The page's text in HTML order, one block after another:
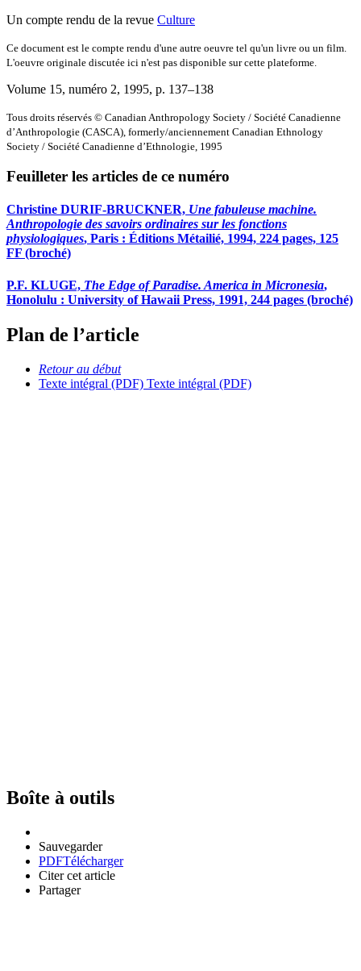
Un compte rendu de la revue Culture
Ce document est le compte rendu d'une autre oeuvre tel qu'un livre ou un film.
L'oeuvre originale discutée ici n'est pas disponible sur cette plateforme.
Volume 15, numéro 2, 1995, p. 137–138
Tous droits réservés © Canadian Anthropology Society / Société Canadienne
d’Anthropologie (CASCA), formerly/anciennement Canadian Ethnology
Society / Société Canadienne d’Ethnologie, 1995
Feuilleter les articles de ce numéro
Christine DURIF-BRUCKNER, Une fabuleuse machine.
Anthropologie des savoirs ordinaires sur les fonctions
physiologiques, Paris : Éditions Métailié, 1994, 224 pages, 125
FF (broché)
P.F. KLUGE, The Edge of Paradise. America in Micronesia,
Honolulu : University of Hawaii Press, 1991, 244 pages (broché)
Plan de l’article
Retour au début
Texte intégral (PDF) Texte intégral (PDF)
Boîte à outils
Sauvegarder
PDFTélécharger
Citer cet article
Partager